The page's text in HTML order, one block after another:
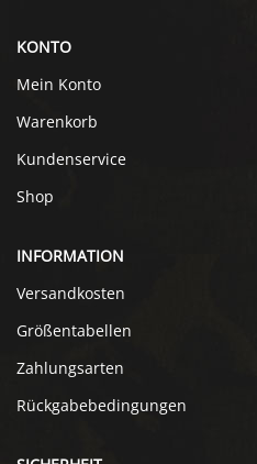
KONTO
Mein Konto
Warenkorb
Kundenservice
Shop
INFORMATION
Versandkosten
Größentabellen
Zahlungsarten
Rückgabebedingungen